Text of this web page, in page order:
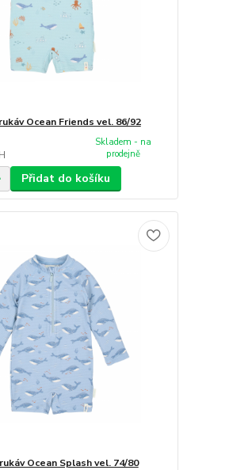
Ocean Friends vel. 86/92
Skladem - na
prodejně
Přidat do košíku
Ocean Splash vel. 74/80